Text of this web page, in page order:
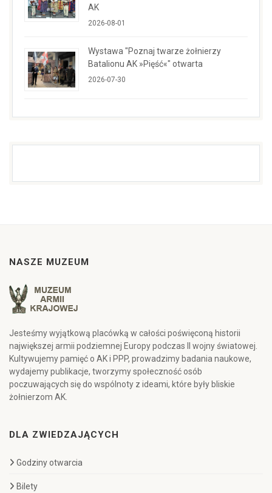
AK
2026-08-01
Wystawa "Poznaj twarze żołnierzy
Batalionu AK »Pięść«" otwarta
2026-07-30
NASZE MUZEUM
Jesteśmy wyjątkową placówką w całości poświęconą historii
największej armii podziemnej Europy podczas II wojny światowej.
Kultywujemy pamięć o AK i PPP, prowadzimy badania naukowe,
wydajemy publikacje, tworzymy społeczność osób
poczuwających się do wspólnoty z ideami, które były bliskie
żołnierzom AK.
DLA ZWIEDZAJĄCYCH
Godziny otwarcia
Bilety